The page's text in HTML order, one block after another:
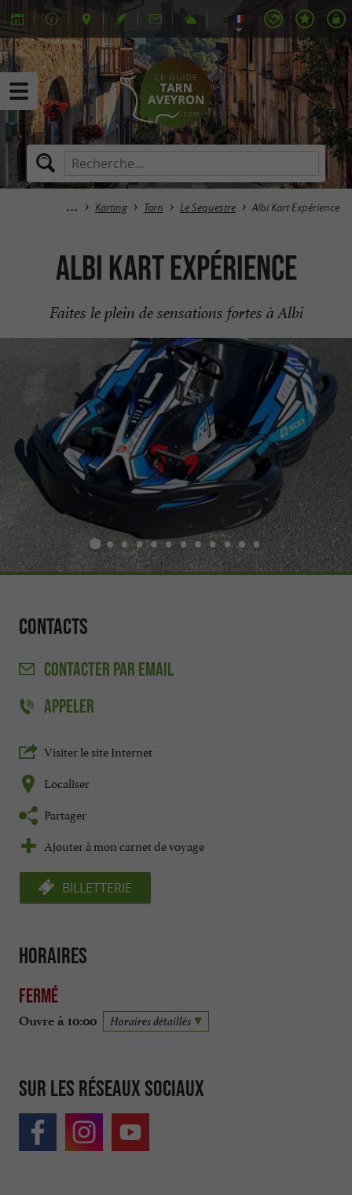
Karting Tarn Le Sequestre Albi Kart Expérience
Albi Kart Expérience
Faites le plein de sensations fortes à Albi
Contacts
CONTACTER PAR EMAIL
APPELER
Visiter le site Internet
Localiser
Partager
Ajouter à mon carnet de voyage
BILLETTERIE
Horaires
Fermé
Ouvre à 10:00 Horaires détaillés
Sur les réseaux sociaux